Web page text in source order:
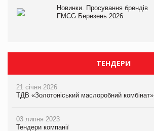
Новинки. Просування брендів
FMCG.Березень 2026
ТЕНДЕРИ
21 січня 2026
ТДВ «Золотоніський маслоробний комбінат»
03 липня 2023
Тендери компанії